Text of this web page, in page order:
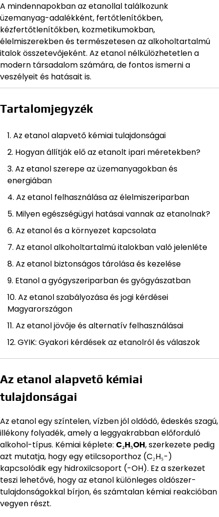
A mindennapokban az etanollal találkozunk
üzemanyag-adalékként, fertőtlenítőkben,
kézfertőtlenítőkben, kozmetikumokban,
élelmiszerekben és természetesen az alkoholtartalmú
italok összetevőjeként. Az etanol nélkülözhetetlen a
modern társadalom számára, de fontos ismerni a
veszélyeit és hatásait is.
Tartalomjegyzék
Az etanol alapvető kémiai tulajdonságai
Hogyan állítják elő az etanolt ipari méretekben?
Az etanol szerepe az üzemanyagokban és
energiában
Az etanol felhasználása az élelmiszeriparban
Milyen egészségügyi hatásai vannak az etanolnak?
Az etanol és a környezet kapcsolata
Az etanol alkoholtartalmú italokban való jelenléte
Az etanol biztonságos tárolása és kezelése
Etanol a gyógyszeriparban és gyógyászatban
Az etanol szabályozása és jogi kérdései
Magyarországon
Az etanol jövője és alternatív felhasználásai
GYIK: Gyakori kérdések az etanolról és válaszok
Az etanol alapvető kémiai
tulajdonságai
Az etanol egy színtelen, vízben jól oldódó, édeskés szagú,
illékony folyadék, amely a leggyakrabban előforduló
alkohol-típus. Kémiai képlete: C₂H₅OH, szerkezete pedig
azt mutatja, hogy egy etilcsoporthoz (C₂H₅-)
kapcsolódik egy hidroxilcsoport (-OH). Ez a szerkezet
teszi lehetővé, hogy az etanol különleges oldószer-
tulajdonságokkal bírjon, és számtalan kémiai reakcióban
vegyen részt.